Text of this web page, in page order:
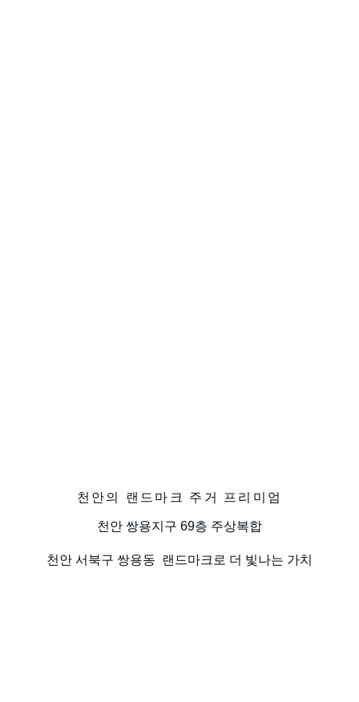
천안의 랜드마크 주거 프리미엄
천안 쌍용지구 69층 주상복합
천안 서북구 쌍용동 랜드마크로 더 빛나는 가치